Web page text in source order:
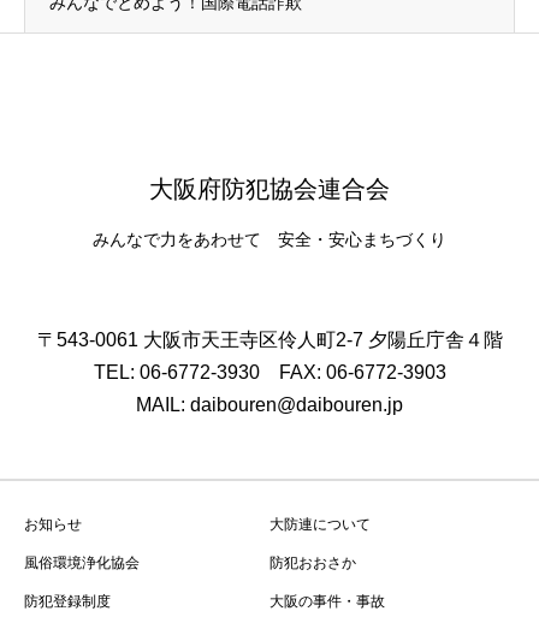
大阪府防犯協会連合会
みんなで力をあわせて 安全・安心まちづくり
〒543-0061 大阪市天王寺区伶人町2-7 夕陽丘庁舎４階
TEL: 06-6772-3930 FAX: 06-6772-3903
MAIL: daibouren@daibouren.jp
お知らせ 大防連について
風俗環境浄化協会 防犯おおさか
防犯登録制度 大阪の事件・事故